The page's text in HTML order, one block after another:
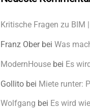
Kritische Fragen zu BIM
Franz Oberbei Was
ModernHousebei Es
Gollitobei Miete runter:
Wolfgang bei Es wird